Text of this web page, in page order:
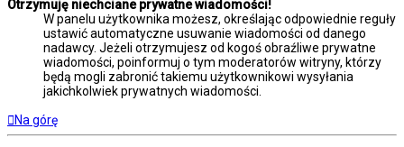
Otrzymuję niechciane prywatne wiadomości!
W panelu użytkownika możesz, określając odpowiednie reguły
ustawić automatyczne usuwanie wiadomości od danego
nadawcy. Jeżeli otrzymujesz od kogoś obraźliwe prywatne
wiadomości, poinformuj o tym moderatorów witryny, którzy
będą mogli zabronić takiemu użytkownikowi wysyłania
jakichkolwiek prywatnych wiadomości.
Na górę